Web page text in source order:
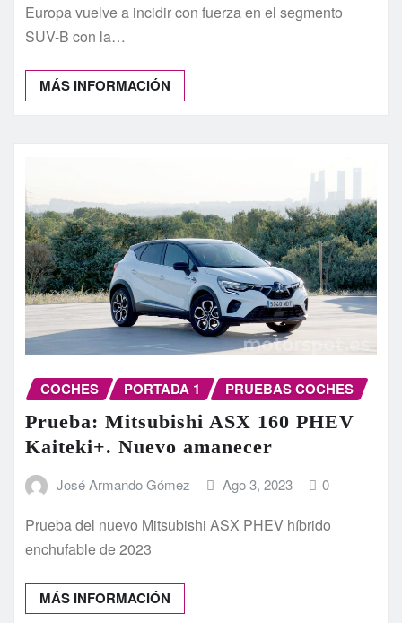
Europa vuelve a incidir con fuerza en el segmento
SUV-B con la…
MÁS INFORMACIÓN
COCHES PORTADA 1 PRUEBAS COCHES
Prueba: Mitsubishi ASX 160 PHEV
Kaiteki+. Nuevo amanecer
José Armando Gómez Ago 3, 2023 0
Prueba del nuevo Mitsubishi ASX PHEV híbrido
enchufable de 2023
MÁS INFORMACIÓN